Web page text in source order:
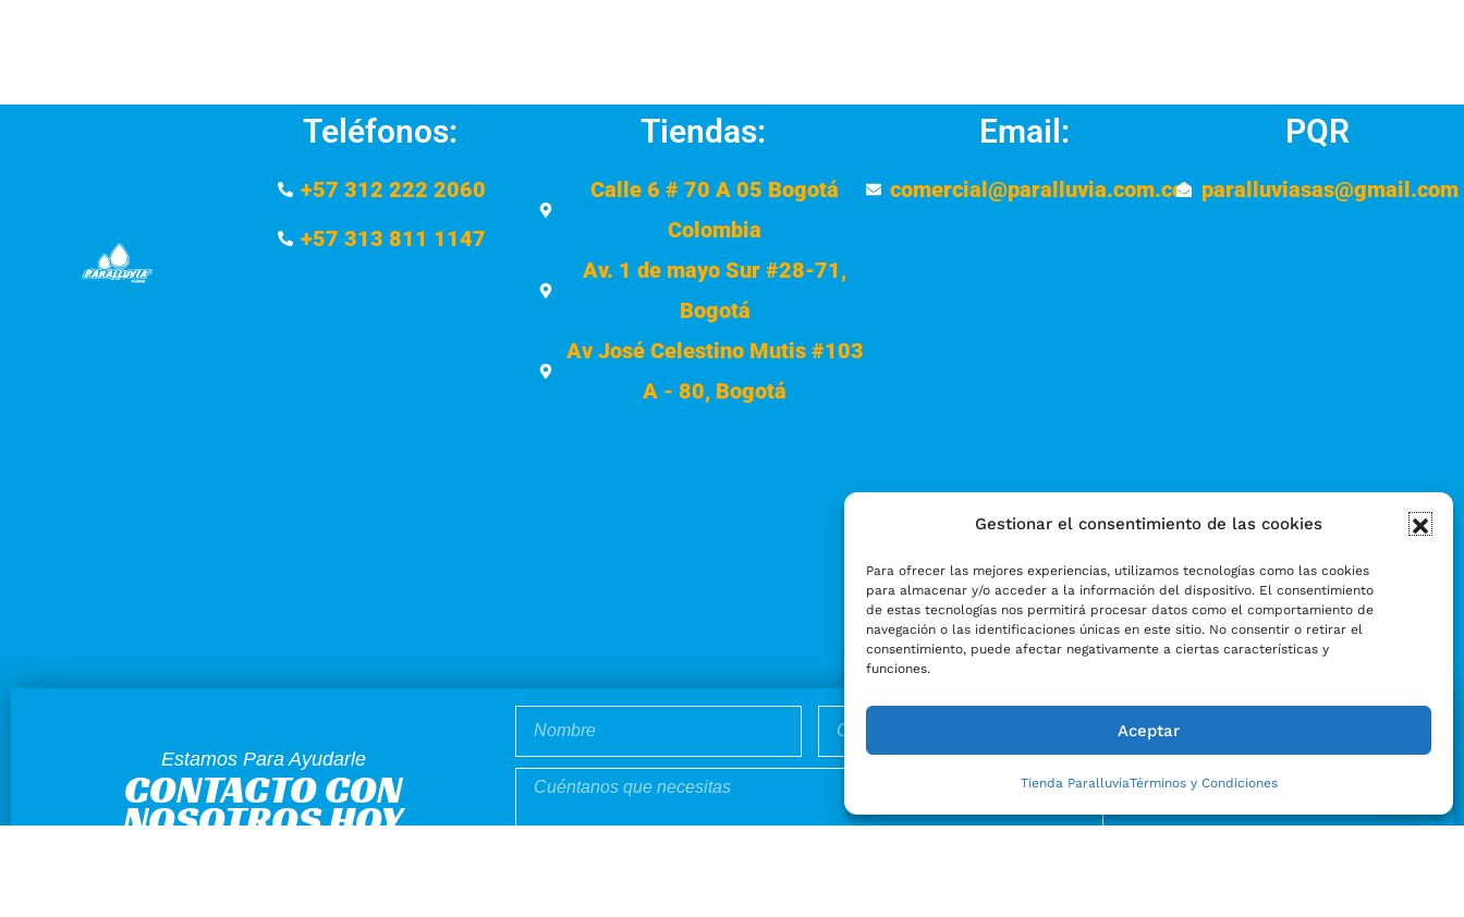
Gestionar el consentimiento de las cookies
Para ofrecer las mejores experiencias, utilizamos tecnologías como las cookies
para almacenar y/o acceder a la información del dispositivo. El consentimiento
de estas tecnologías nos permitirá procesar datos como el comportamiento de
navegación o las identificaciones únicas en este sitio. No consentir o retirar el
consentimiento, puede afectar negativamente a ciertas características y
funciones.
Aceptar
Tienda ParalluviaTérminos y Condiciones
Teléfonos:
+57 312 222 2060
+57 313 811 1147
Tiendas:
Calle 6 # 70 A 05 Bogotá
Colombia
Av. 1 de mayo Sur #28-71,
Bogotá
Av José Celestino Mutis #103
A - 80, Bogotá
Email:
comercial@paralluvia.com.co
PQR
paralluviasas@gmail.com
Estamos Para Ayudarle
CONTACTO CON
NOSOTROS HOY